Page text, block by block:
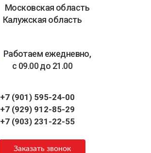
Московская область
Калужская область
Работаем ежедневно,
с 09.00 до 21.00
+7 (901) 595-24-00
+7 (929) 912-85-29
+7 (903) 231-22-55
Заказать звонок